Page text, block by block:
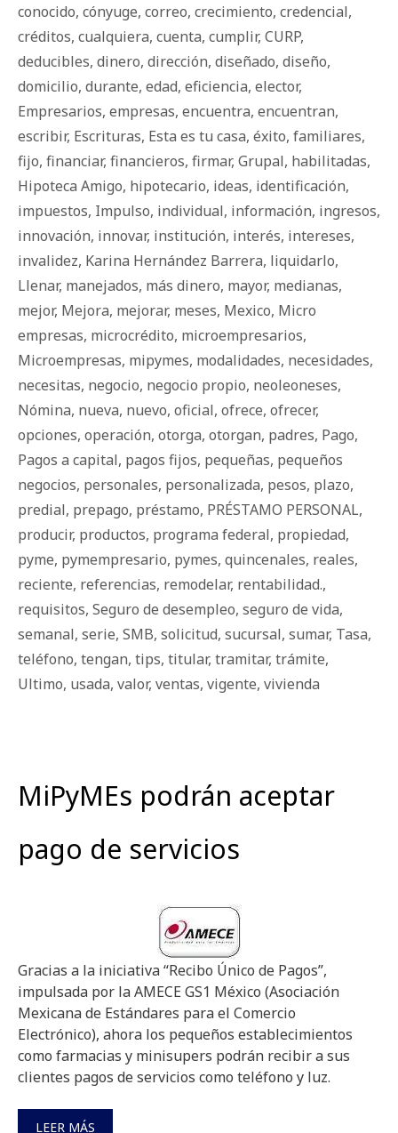
conocido, cónyuge, correo, crecimiento, credencial,
créditos, cualquiera, cuenta, cumplir, CURP,
deducibles, dinero, dirección, diseñado, diseño,
domicilio, durante, edad, eficiencia, elector,
Empresarios, empresas, encuentra, encuentran,
escribir, Escrituras, Esta es tu casa, éxito, familiares,
fijo, financiar, financieros, firmar, Grupal, habilitadas,
Hipoteca Amigo, hipotecario, ideas, identificación,
impuestos, Impulso, individual, información, ingresos,
innovación, innovar, institución, interés, intereses,
invalidez, Karina Hernández Barrera, liquidarlo,
Llenar, manejados, más dinero, mayor, medianas,
mejor, Mejora, mejorar, meses, Mexico, Micro
empresas, microcrédito, microempresarios,
Microempresas, mipymes, modalidades, necesidades,
necesitas, negocio, negocio propio, neoleoneses,
Nómina, nueva, nuevo, oficial, ofrece, ofrecer,
opciones, operación, otorga, otorgan, padres, Pago,
Pagos a capital, pagos fijos, pequeñas, pequeños
negocios, personales, personalizada, pesos, plazo,
predial, prepago, préstamo, PRÉSTAMO PERSONAL,
producir, productos, programa federal, propiedad,
pyme, pymempresario, pymes, quincenales, reales,
reciente, referencias, remodelar, rentabilidad.,
requisitos, Seguro de desempleo, seguro de vida,
semanal, serie, SMB, solicitud, sucursal, sumar, Tasa,
teléfono, tengan, tips, titular, tramitar, trámite,
Ultimo, usada, valor, ventas, vigente, vivienda
MiPyMEs podrán aceptar
pago de servicios
Gracias a la iniciativa “Recibo Único de Pagos”,
impulsada por la AMECE GS1 México (Asociación
Mexicana de Estándares para el Comercio
Electrónico), ahora los pequeños establecimientos
como farmacias y minisupers podrán recibir a sus
clientes pagos de servicios como teléfono y luz.
LEER MÁS